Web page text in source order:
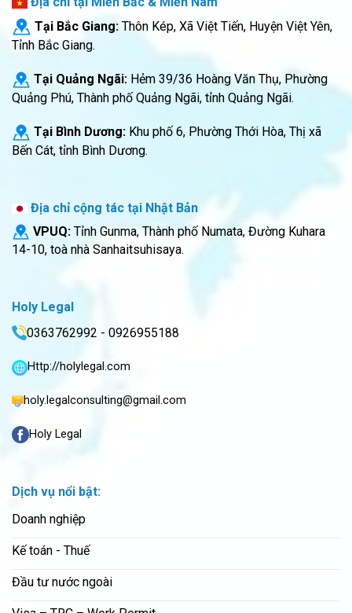
Tại Bắc Giang: Thôn Kép, Xã Việt Tiến, Huyện Việt Yên,
Tỉnh Bắc Giang.
Tại Quảng Ngãi: Hẻm 39/36 Hoàng Văn Thụ, Phường
Quảng Phú, Thành phố Quảng Ngãi, tỉnh Quảng Ngãi.
Tại Bình Dương: Khu phố 6, Phường Thới Hòa, Thị xã
Bến Cát, tỉnh Bình Dương.
Địa chỉ cộng tác tại Nhật Bản
VPUQ: Tỉnh Gunma, Thành phố Numata, Đường Kuhara
14-10, toà nhà Sanhaitsuhisaya.
Holy Legal
0363762992 - 0926955188
Http://holylegal.com
holy.legalconsulting@gmail.com
Holy Legal
Dịch vụ nổi bật:
Doanh nghiệp
Kế toán - Thuế
Đầu tư nước ngoài